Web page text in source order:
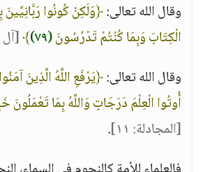
وقال الله تعالى:﴿وَلَكِنْ كُونُوا
الْكِتَابَ وَبِمَا كُنْتُمْ تَدْرُسُونَ(٧٩) ﴾[آل
وقال الله تعالى:﴿يَرْفَعِ اللَّهُ الَّذِينَ
أُوتُوا الْعِلْمَ دَرَجَاتٍ وَاللَّهُ بِمَا تَعْمَلُونَ
[المجادلة: ١١]
.